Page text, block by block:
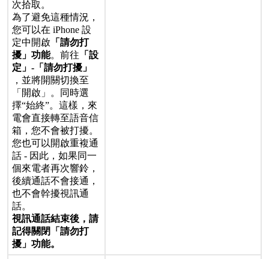
次拾取 。
為了避免這種情況 ，
您可以在 iPhone 設
定中 開啟 「請勿打
擾 」功能。前往 「設
定 」- 「請勿打擾 」
， 並將開關切換至
「 開啟 」 。 同 時選
擇“始終”。這樣 ， 來
電會直接轉至語音信
箱 ，您不會被打擾。
您也可以 開啟重複通
話 - 因 此 ，如果同一
個來電者再次響鈴 ，
後續通話不會接通 ，
也不會幹擾視訊通
話。
視訊通話結束後 ，請
記得關 閉 「請勿打
擾 」功能。